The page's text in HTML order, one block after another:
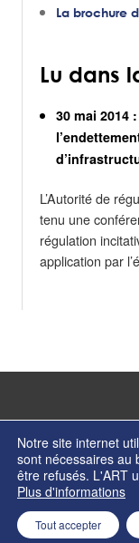
La brochure
Lu dans
30 mai 2014
L’Autorité de
tenu une
régulation
application par
© Copyright 2026 -
Notre site internet
sont nécessaires au
être refusés. L'ART
Plus d'informations
Tout accepter